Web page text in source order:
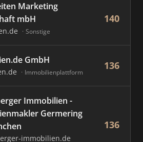
Marketing
mbH
Sonstige
140
GmbH
Immobilienplattform
136
Immobilien -
Germering
immobilien.de
136